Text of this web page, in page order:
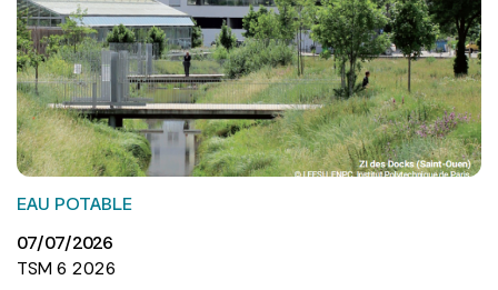
EAU POTABLE
07/07/2026
TSM 6 2026